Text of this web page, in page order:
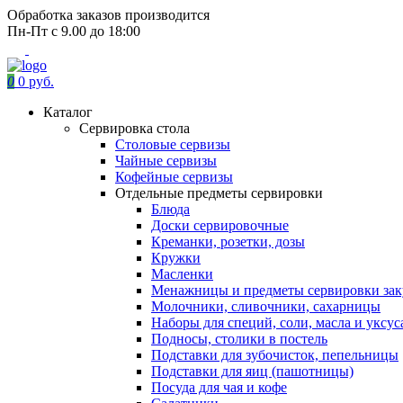
Обработка заказов производится
Пн-Пт с 9.00 до 18:00
0 0 руб.
Каталог
Сервировка стола
Столовые сервизы
Чайные сервизы
Кофейные сервизы
Отдельные предметы сервировки
Блюда
Доски сервировочные
Креманки, розетки, дозы
Кружки
Масленки
Менажницы и предметы сервировки
Молочники, сливочники, сахарницы
Наборы для специй, соли, масла и
Подносы, столики в постель
Подставки для зубочисток, пепельницы
Подставки для яиц (пашотницы)
Посуда для чая и кофе